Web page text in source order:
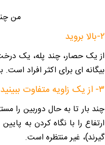
من
۲-بالا بروید
از یک حصار، چند پله، یک
بیگانه ای برای اکثر افراد
۳- از یک زاویه متفاوت ببینید
چند بار تا به حال دوربین را
ارتفاع را با نگاه کردن به
گیرند)، غیر منتظره است.